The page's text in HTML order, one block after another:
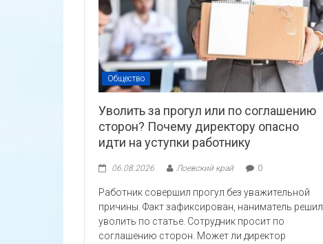
Общество
Уволить за прогул или по соглашению
сторон? Почему директору опасно
идти на уступки работнику
06.08.2026 Лоевский край 0
Работник совершил прогул без уважительной
причины. Факт зафиксирован, наниматель решил
уволить по статье. Сотрудник просит по
соглашению сторон. Может ли директор